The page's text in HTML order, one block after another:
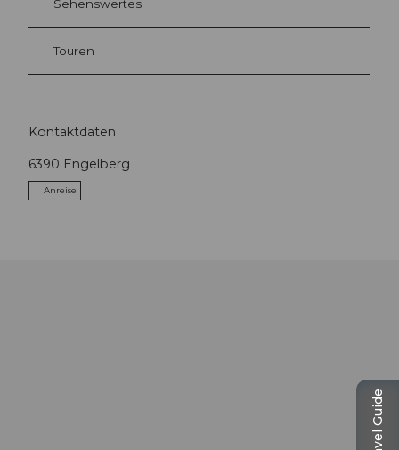
Sehenswertes
Touren
Kontaktdaten
6390 Engelberg
Anreise
Travel Guide